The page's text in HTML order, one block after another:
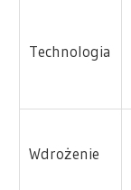
Technologia
Wdrożenie